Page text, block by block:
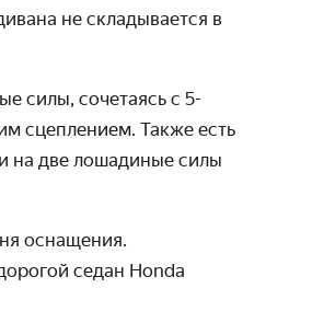
не складывается в
силы, сочетаясь с 5-
сцеплением. Также есть
на две лошадиные силы
оснащения.
седан Honda